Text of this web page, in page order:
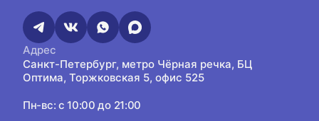
Адрес
Санкт-Петербург, метро Чёрная речка, БЦ
Оптима, Торжковская 5, офис 525
Пн-вс: с 10:00 до 21:00